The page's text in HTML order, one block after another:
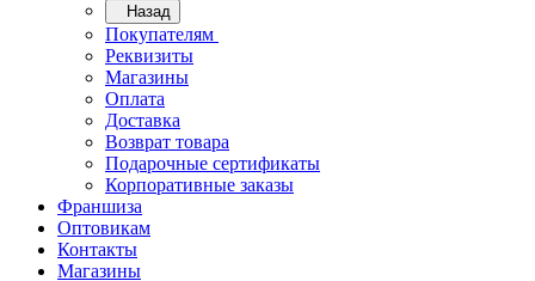
Назад
Покупателям
Реквизиты
Магазины
Оплата
Доставка
Возврат товара
Подарочные сертификаты
Корпоративные заказы
Франшиза
Оптовикам
Контакты
Магазины